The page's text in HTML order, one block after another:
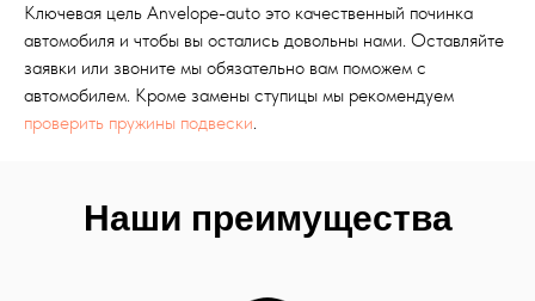
Ключевая цель Anvelope-auto это качественный починка
автомобиля и чтобы вы остались довольны нами. Оставляйте
заявки или звоните мы обязательно вам поможем с
автомобилем. Кроме замены ступицы мы рекомендуем
проверить пружины подвески.
Наши преимущества